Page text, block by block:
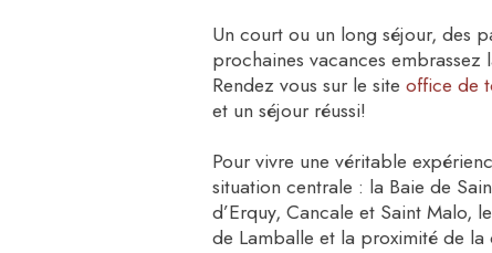
Un court ou un long séjour, des
prochaines vacances embrassez
Rendez vous sur le site office de
et un séjour réussi!
Pour vivre une véritable
situation centrale : la Baie de
d’Erquy, Cancale et Saint Malo,
de Lamballe et la proximité de